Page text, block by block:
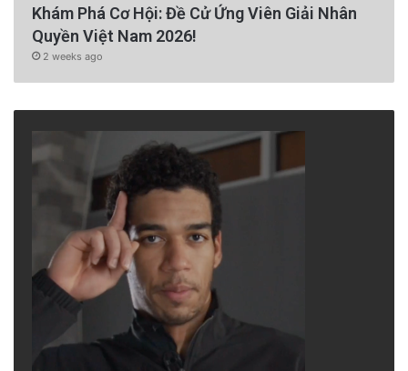
Khám Phá Cơ Hội: Đề Cử Ứng Viên Giải Nhân
Quyền Việt Nam 2026!
2 weeks ago